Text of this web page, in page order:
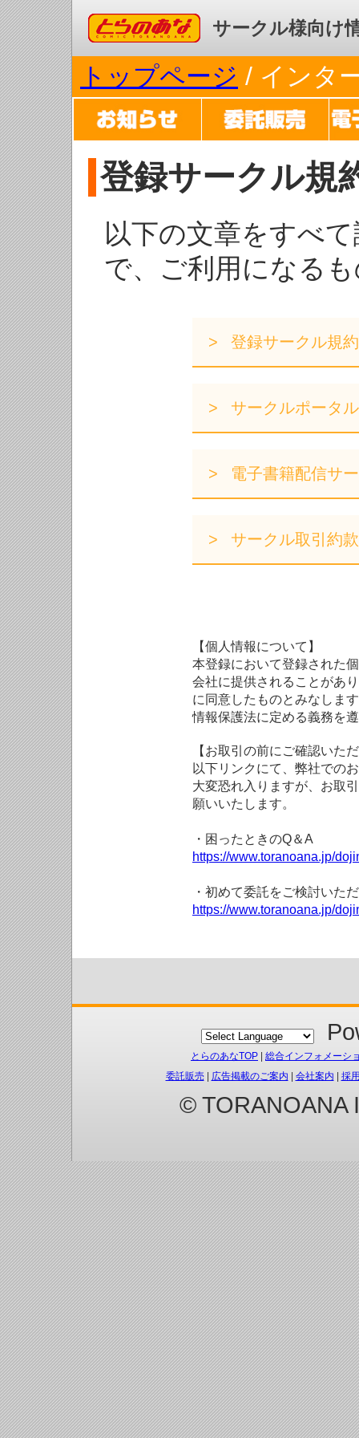
コミックとらのあな サークル様向け
トップページ / インタ
登録サークル規
以下の文章をすべ
で、ご利用になる
登録サークル規約
サークルポータ
電子書籍配信サ
サークル取引約款
【個人情報について】
本登録において登録された
会社に提供されることがあ
に同意したものとみなしま
情報保護法に定める義務を
【お取引の前にご確認いた
以下リンクにて、弊社での
大変恐れ入りますが、お取
願いいたします。
・困ったときのQ＆A
https://www.toranoana.jp/
・初めて委託をご検討いた
https://www.toranoana.jp/
とらのあなTOP
総合インフォメーシ
委託販売| 広告掲載のご案内 会社案内 採
© TORANOANA